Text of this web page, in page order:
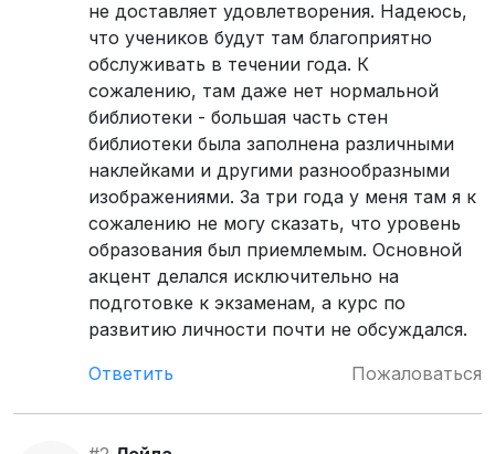
не доставляет удовлетворения. Надеюсь,
что учеников будут там благоприятно
обслуживать в течении года. К
сожалению, там даже нет нормальной
библиотеки - большая часть стен
библиотеки была заполнена различными
наклейками и другими разнообразными
изображениями. За три года у меня там я к
сожалению не могу сказать, что уровень
образования был приемлемым. Основной
акцент делался исключительно на
подготовке к экзаменам, а курс по
развитию личности почти не обсуждался.
Ответить
Пожаловаться